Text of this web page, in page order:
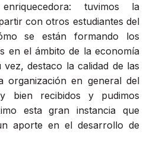
tuvimos la
con otros estudiantes del
se están formando los
en el ámbito de la economía
destaco la calidad de las
organización en general del
bien recibidos y pudimos
esta gran instancia que
aporte en el desarrollo de